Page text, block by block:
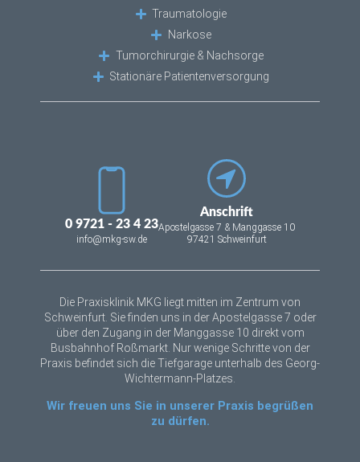
Traumatologie
Narkose
Tumorchirurgie & Nachsorge
Stationäre Patientenversorgung
0 9721 - 23 4 23
info@mkg-sw.de
Anschrift
Apostelgasse 7 & Manggasse 10
97421 Schweinfurt
Die Praxisklinik MKG liegt mitten im Zentrum von
Schweinfurt. Sie finden uns in der Apostelgasse 7 oder
über den Zugang in der Manggasse 10 direkt vom
Busbahnhof Roßmarkt. Nur wenige Schritte von der
Praxis befindet sich die Tiefgarage unterhalb des Georg-
Wichtermann-Platzes.
Wir freuen uns Sie in unserer Praxis begrüßen
zu dürfen.